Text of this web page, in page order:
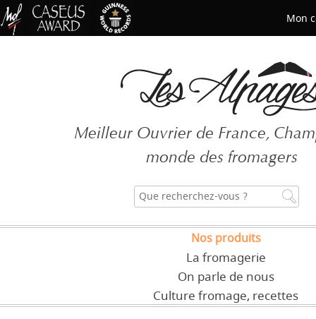
Meilleur Ouvrier de France,
monde des fromagers
Nos produits
La fromagerie
On parle de nous
Culture fromage, recettes
Mon
Mot de passe oublié ?
CRÉER UN